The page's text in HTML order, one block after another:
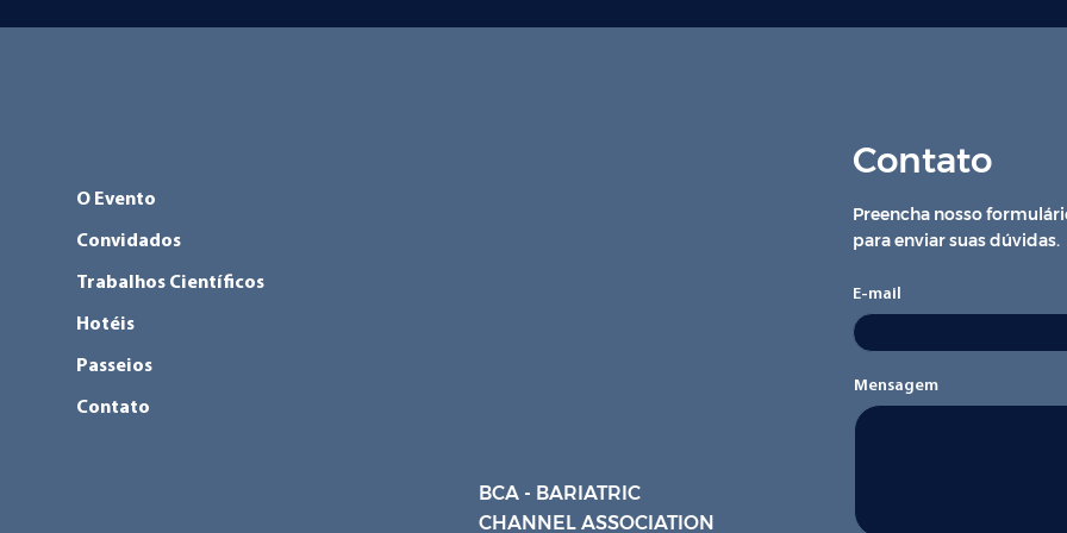
O Evento
Convidados
Trabalhos Científicos
Hotéis
Passeios
Contato
BCA - BARIATRIC
CHANNEL ASSOCIATION
Contato
Preencha nosso
para enviar suas dúvidas.
E-mail
Mensagem